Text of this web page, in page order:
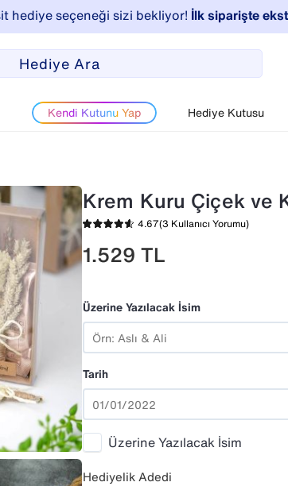
hediye seçeneği sizi bekliyor! İlk siparişte
Kendi Kutunu Yap Hediye Kutusu
Krem Kuru Çiçek ve
4.67(3 Kullanıcı Yorumu)
1.529 TL
Üzerine Yazılacak İsim
Tarih
Üzerine Yazılacak İsim
Hediyelik Adedi